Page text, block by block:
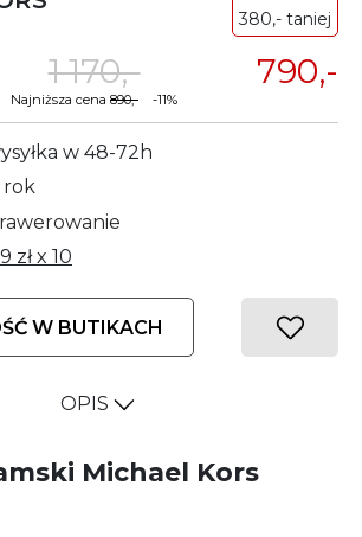
380,- taniej
790,-
1 170,-
Najniższa cena 890,- -11%
w 48-72h
rok
złx 10
W BUTIKACH
OPIS
Michael Kors